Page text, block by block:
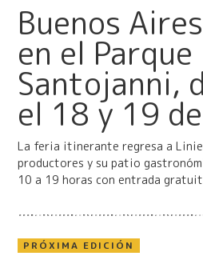
Buenos
en el Parque
Santojanni,
el 18 y 19
La feria itinerante regresa a
productores y su patio
10 a 19 horas con entrada
PRÓXIMA EDICIÓN